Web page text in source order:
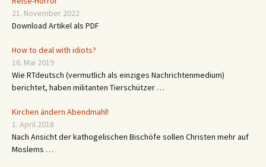
21. November 2022
Download Artikel als PDF
How to deal with idiots?
16. Mai 2019
Wie RTdeutsch (vermutlich als einziges Nachrichtenmedium)
berichtet, haben militanten Tierschützer …
Kirchen ändern Abendmahl!
1. April 2018
Nach Ansicht der kathogelischen Bischöfe sollen Christen mehr auf
Moslems …